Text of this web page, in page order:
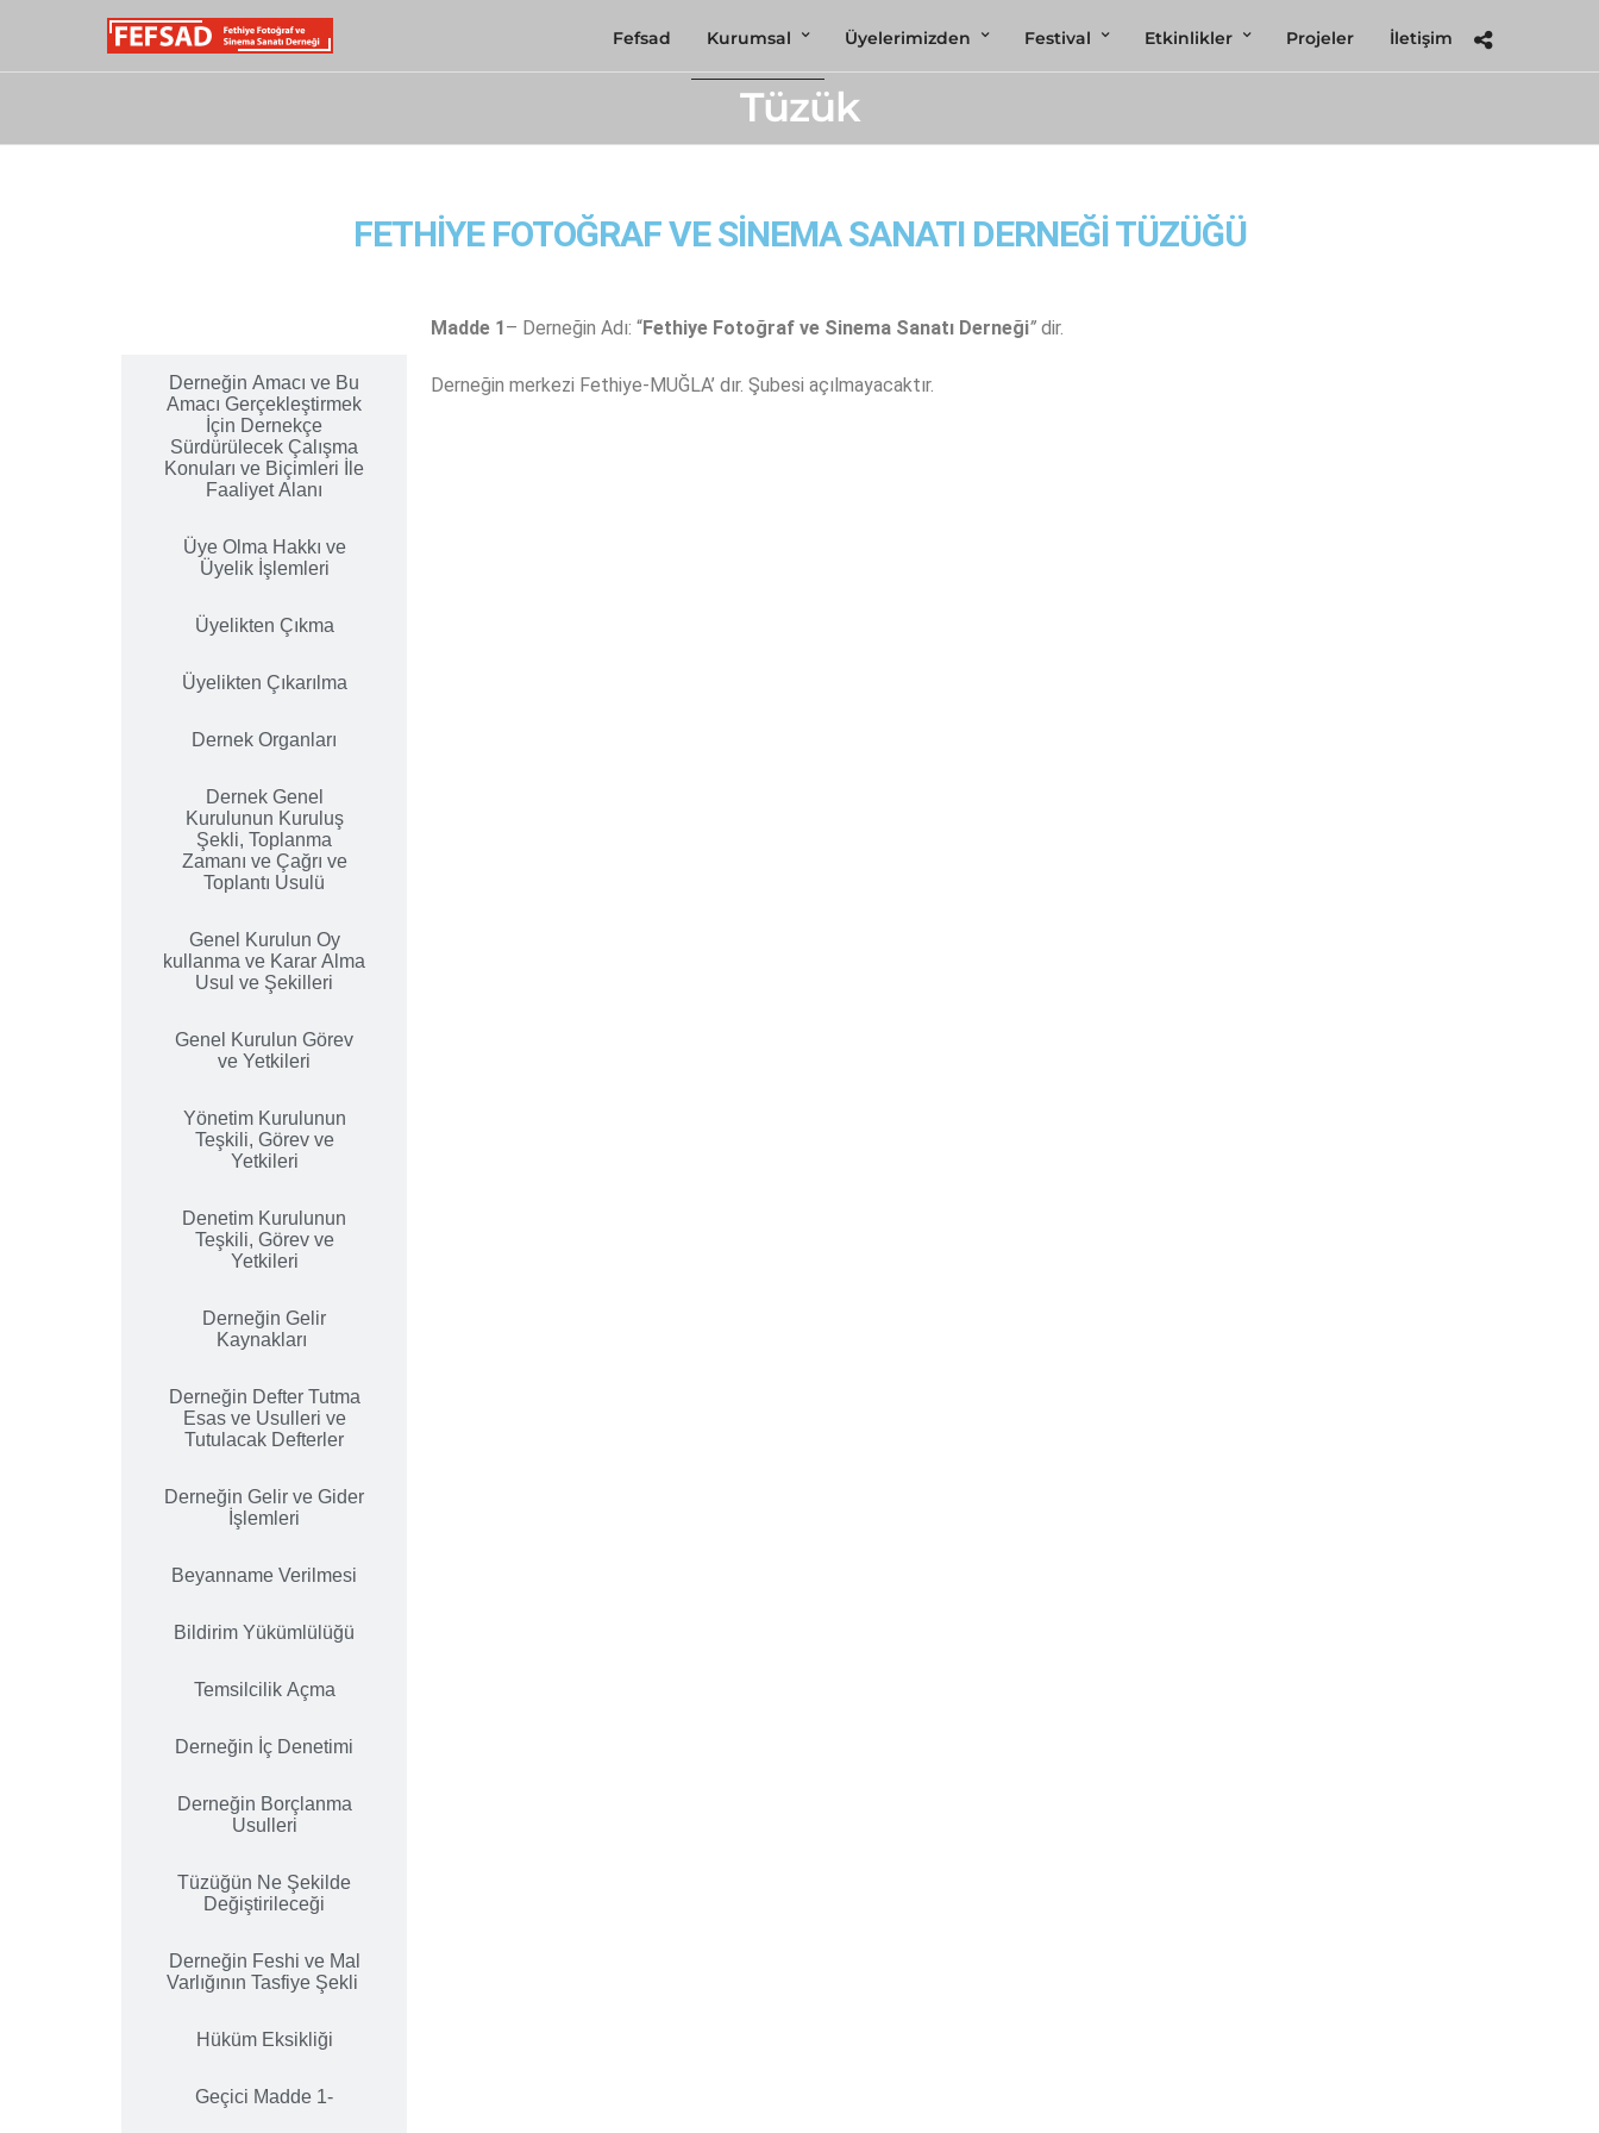
Fefsad Kurumsal Üyelerimizden Festival Etkinlikler Projeler İletişim
Tüzük
FETHİYE FOTOĞRAF VE SİNEMA SANATI DERNEĞİ TÜZÜĞÜ
Derneğin Amacı ve Bu
Amacı Gerçekleştirmek
İçin Dernekçe
Sürdürülecek Çalışma
Konuları ve Biçimleri İle
Faaliyet Alanı
Üye Olma Hakkı ve
Üyelik İşlemleri
Üyelikten Çıkma
Üyelikten Çıkarılma
Dernek Organları
Dernek Genel
Kurulunun Kuruluş
Şekli, Toplanma
Zamanı ve Çağrı ve
Toplantı Usulü
Genel Kurulun Oy
kullanma ve Karar Alma
Usul ve Şekilleri
Genel Kurulun Görev
ve Yetkileri
Yönetim Kurulunun
Teşkili, Görev ve
Yetkileri
Denetim Kurulunun
Teşkili, Görev ve
Yetkileri
Derneğin Gelir
Kaynakları
Derneğin Defter Tutma
Esas ve Usulleri ve
Tutulacak Defterler
Derneğin Gelir ve Gider
İşlemleri
Beyanname Verilmesi
Bildirim Yükümlülüğü
Temsilcilik Açma
Derneğin İç Denetimi
Derneğin Borçlanma
Usulleri
Tüzüğün Ne Şekilde
Değiştirileceği
Derneğin Feshi ve Mal
Varlığının Tasfiye Şekli
Hüküm Eksikliği
Geçici Madde 1-
Madde 1 – Derneğin Adı: “Fethiye Fotoğraf ve Sinema Sanatı Derneği” dir.
Derneğin merkezi Fethiye-MUĞLA’ dır. Şubesi açılmayacaktır.